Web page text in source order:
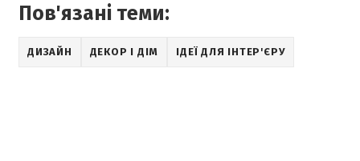
Пов'язані теми:
ДИЗАЙН ДЕКОР І ДІМ ІДЕЇ ДЛЯ ІНТЕР'ЄРУ